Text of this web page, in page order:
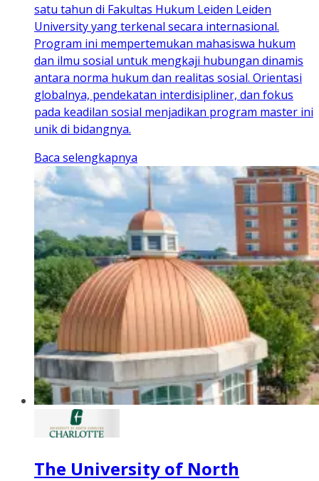
satu tahun di Fakultas Hukum Leiden Leiden
University yang terkenal secara internasional.
Program ini mempertemukan mahasiswa hukum
dan ilmu sosial untuk mengkaji hubungan dinamis
antara norma hukum dan realitas sosial. Orientasi
globalnya, pendekatan interdisipliner, dan fokus
pada keadilan sosial menjadikan program master ini
unik di bidangnya.
Baca selengkapnya
The University of North